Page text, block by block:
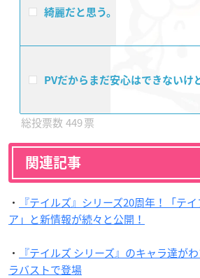
綺麗だと思う。
PVだからまだ安心はできないけ
449
関連記事
・
『テイルズ』シリーズ20周年！「テ
ア」と新情報が続々と公開！
・
『テイルズ シリーズ』のキャラ達が
ラバストで登場